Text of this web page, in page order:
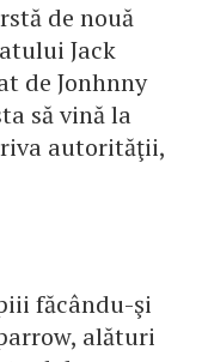
de nouă
Jack
de Jonhnny
să vină la
autorităţii,
făcându-şi
alături